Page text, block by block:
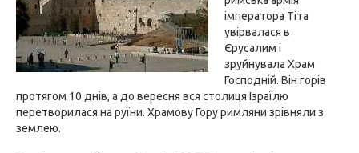
імператора Тіта
увірвалася в
Єрусалим і
зруйнувала Храм
Господній. Він горів
протягом 10 днів, а до вересня вся столиця Ізраїлю
перетворилася на руїни. Храмову Гору римляни зрівняли з
землею.